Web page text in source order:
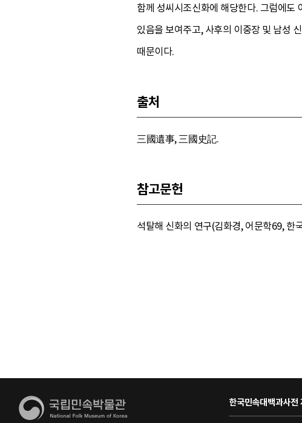
함께 성씨시조신화에 해당한다. 그럼에도
있음을 보여주고, 사후의 이중장 및 남성
때문이다.
출처
三國遺事, 三國史記.
참고문헌
석탈해 신화의 연구(김화경, 어문학69,
한국민속대백과사전